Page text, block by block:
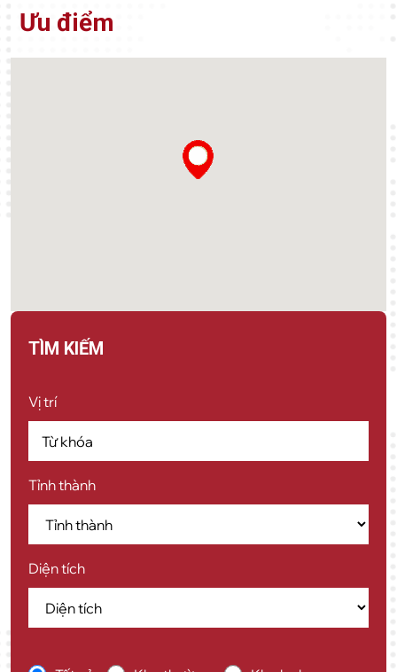
Ưu điểm
TÌM KIẾM
Vị trí
Tỉnh thành
Diện tích